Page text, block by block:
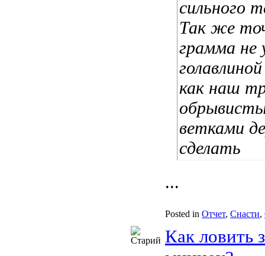
сильного
Так же
грамма не
как наш
ветками
сделать
...
Posted in Отчет, Снасти,
Как ловить